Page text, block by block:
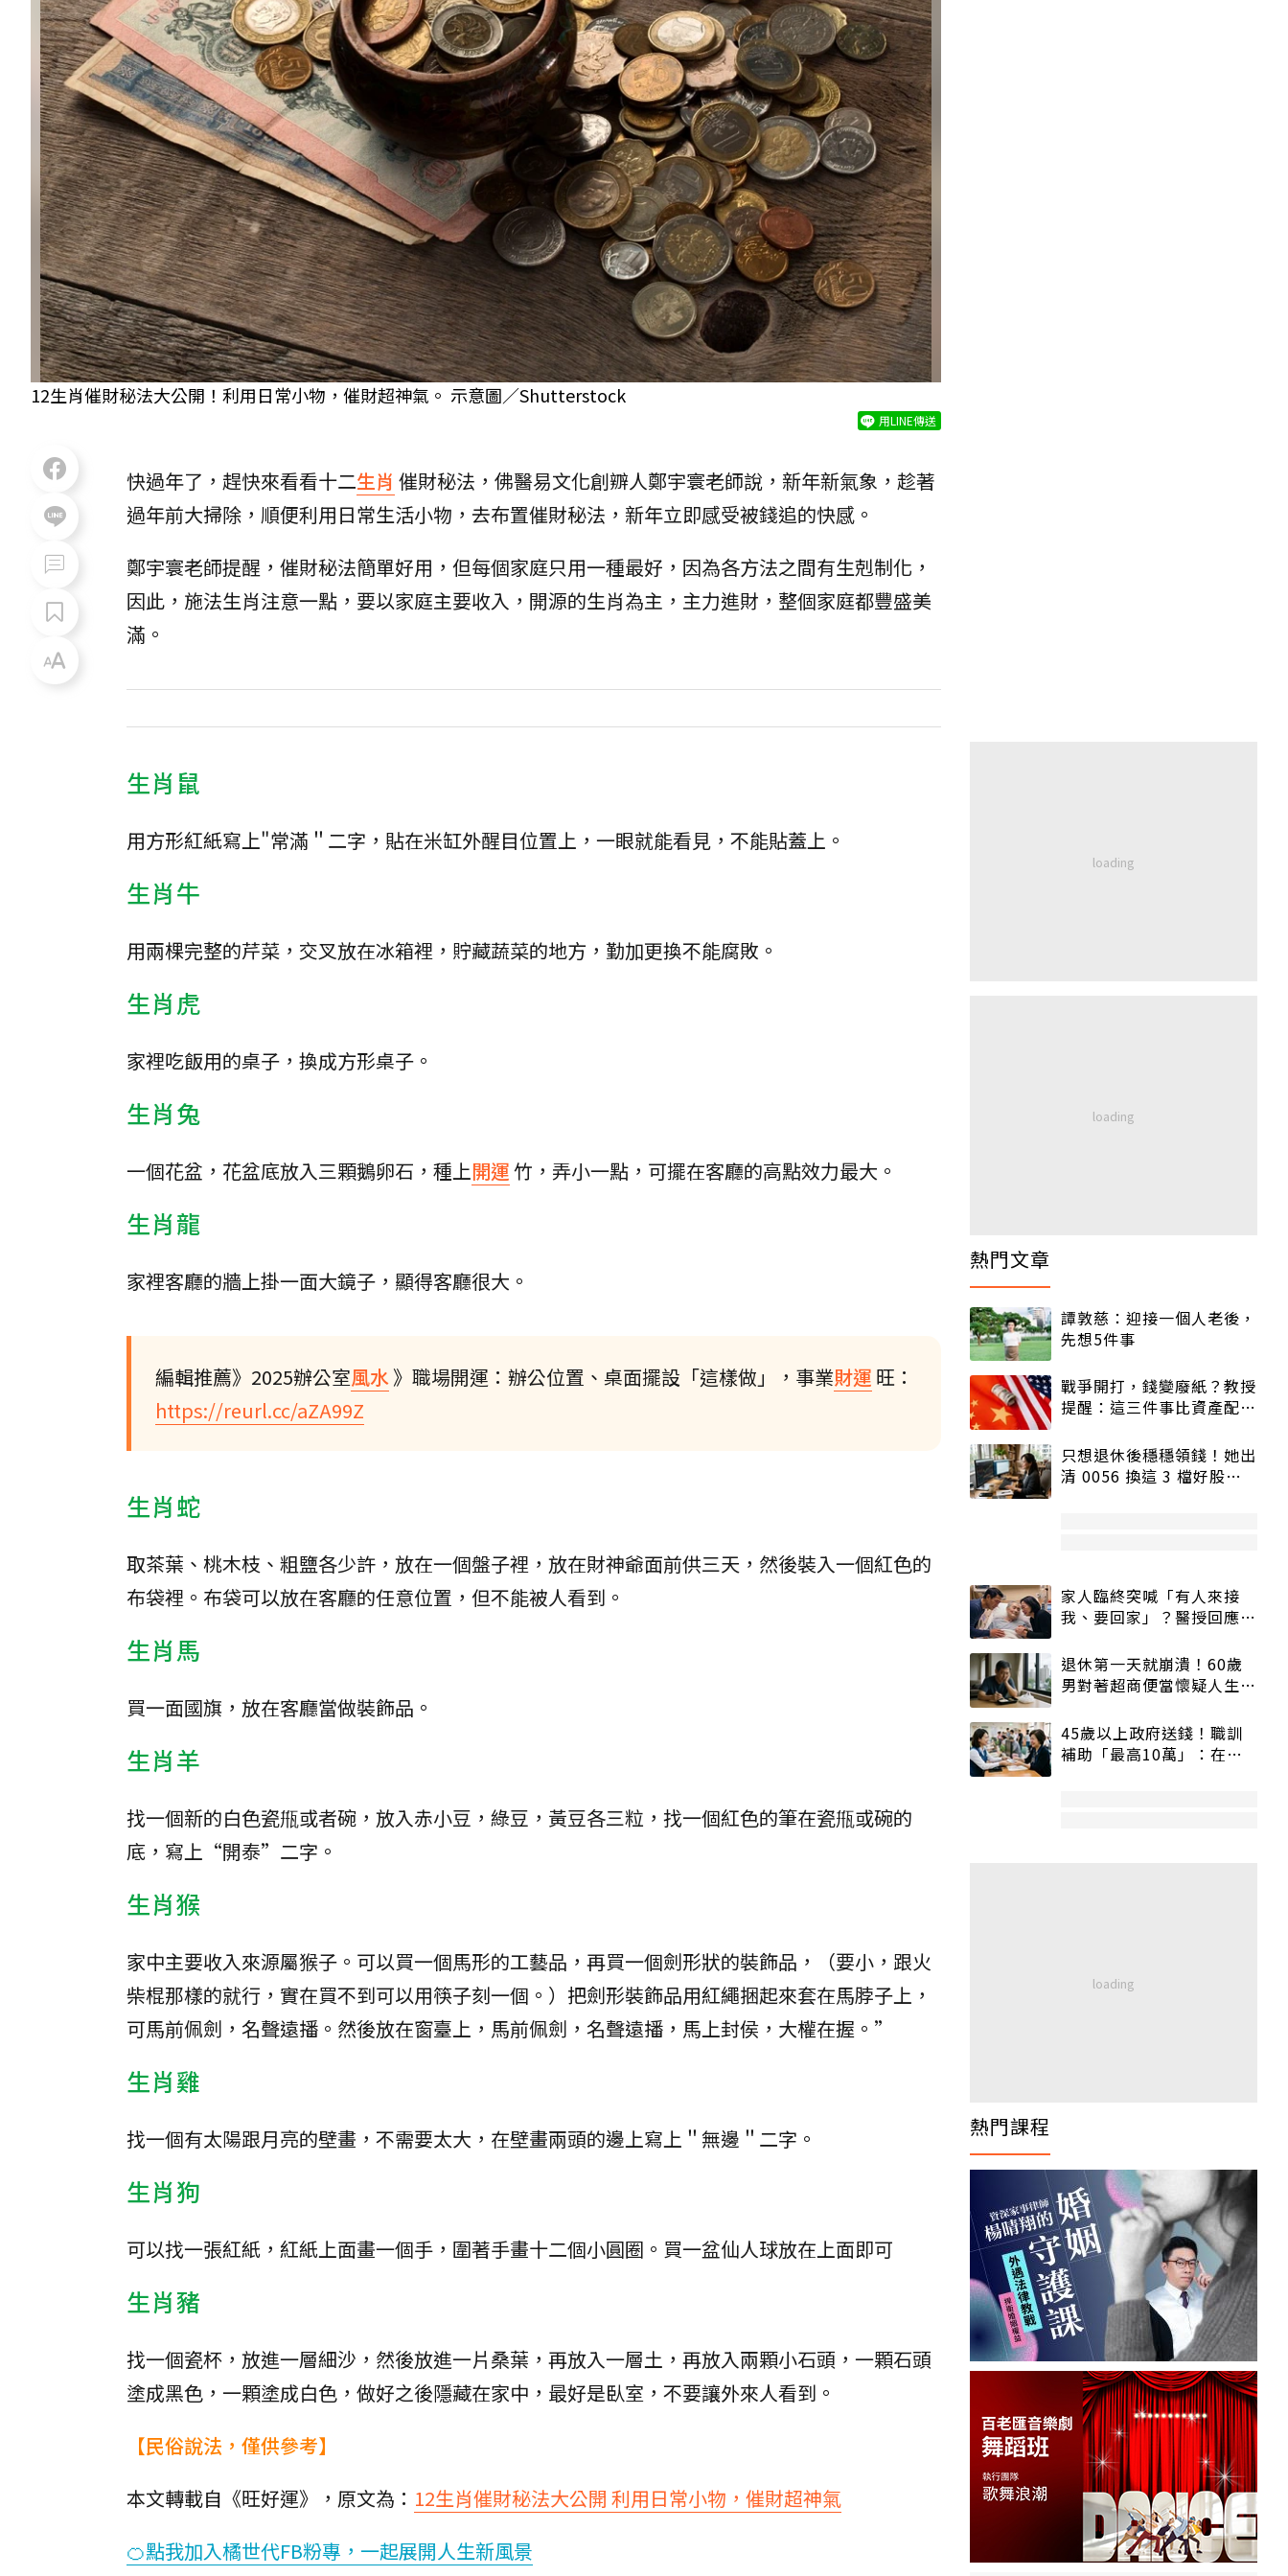
12生肖催財秘法大公開！利用日常小物，催財超神氣。 示意圖／Shutterstock
用LINE傳送
快過年了，趕快來看看十二生肖 催財秘法，佛醫易文化創辧人鄭宇寰老師說，新年新氣象，趁著
過年前大掃除，順便利用日常生活小物，去布置催財秘法，新年立即感受被錢追的快感。
鄭宇寰老師提醒，催財秘法簡單好用，但每個家庭只用一種最好，因為各方法之間有生剋制化，
因此，施法生肖注意一點，要以家庭主要收入，開源的生肖為主，主力進財，整個家庭都豐盛美
滿。
生肖鼠
用方形紅紙寫上"常滿＂二字，貼在米缸外醒目位置上，一眼就能看見，不能貼蓋上。
生肖牛
用兩棵完整的芹菜，交叉放在冰箱裡，貯藏蔬菜的地方，勤加更換不能腐敗。
生肖虎
家裡吃飯用的桌子，換成方形桌子。
生肖兔
一個花盆，花盆底放入三顆鵝卵石，種上開運竹，弄小一點，可擺在客廳的高點效力最大。
生肖龍
家裡客廳的牆上掛一面大鏡子，顯得客廳很大。
編輯推薦》2025辦公室風水》職場開運：辦公位置、桌面擺設「這樣做」，事業財運 旺：
https://reurl.cc/aZA99Z
生肖蛇
取茶葉、桃木枝、粗鹽各少許，放在一個盤子裡，放在財神爺面前供三天，然後裝入一個紅色的
布袋裡。布袋可以放在客廳的任意位置，但不能被人看到。
生肖馬
買一面國旗，放在客廳當做裝飾品。
生肖羊
找一個新的白色瓷甁或者碗，放入赤小豆，綠豆，黃豆各三粒，找一個紅色的筆在瓷甁或碗的
底，寫上“開泰”二字。
生肖猴
家中主要收入來源屬猴子。可以買一個馬形的工藝品，再買一個劍形狀的裝飾品，（要小，跟火
柴棍那樣的就行，實在買不到可以用筷子刻一個。）把劍形裝飾品用紅繩捆起來套在馬脖子上，
可馬前佩劍，名聲遠播。然後放在窗臺上，馬前佩劍，名聲遠播，馬上封侯，大權在握。”
生肖雞
找一個有太陽跟月亮的壁畫，不需要太大，在壁畫兩頭的邊上寫上＂無邊＂二字。
生肖狗
可以找一張紅紙，紅紙上面畫一個手，圍著手畫十二個小圓圈。買一盆仙人球放在上面即可
生肖豬
找一個瓷杯，放進一層細沙，然後放進一片桑葉，再放入一層土，再放入兩顆小石頭，一顆石頭
塗成黑色，一顆塗成白色，做好之後隱藏在家中，最好是臥室，不要讓外來人看到。
【民俗說法，僅供參考】
本文轉載自《旺好運》，原文為： 12生肖催財秘法大公開 利用日常小物，催財超神氣
🍊點我加入橘世代FB粉專，一起展開人生新風景
熱門文章
譚敦慈：迎接一個人老後，
先想5件事
戰爭開打，錢變廢紙？教授
提醒：這三件事比資產配置
只想退休後穩穩領錢！她出
清 0056 換這 3 檔好股：
家人臨終突喊「有人來接
我、要回家」？醫授回應方
退休第一天就崩潰！60歲
男對著超商便當懷疑人生
45歲以上政府送錢！職訓
補助「最高10萬」：在
熱門課程